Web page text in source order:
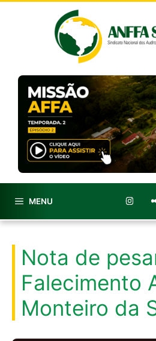
MENU
Nota de
Falecimento
Monteiro da